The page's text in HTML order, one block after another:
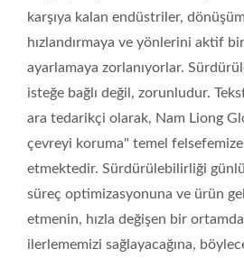
karşıya kalan endüstriler, dönüşüm
hızlandırmaya ve yönlerini aktif
ayarlamaya zorlanıyorlar.
isteğe bağlı değil, zorunludur.
ara tedarikçi olarak, Nam Liong
çevreyi koruma" temel felsefemize
etmektedir. Sürdürülebilirliği
süreç optimizasyonuna ve ürün
etmenin, hızla değişen bir
ilerlememizi sağlayacağına,